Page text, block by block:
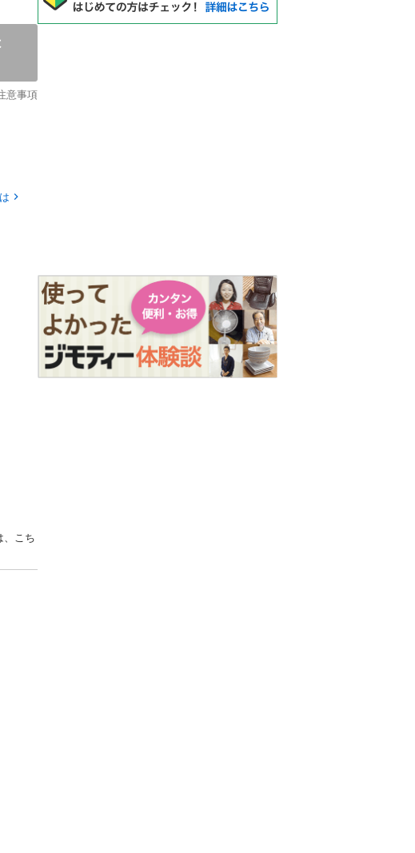
意事項
、こち